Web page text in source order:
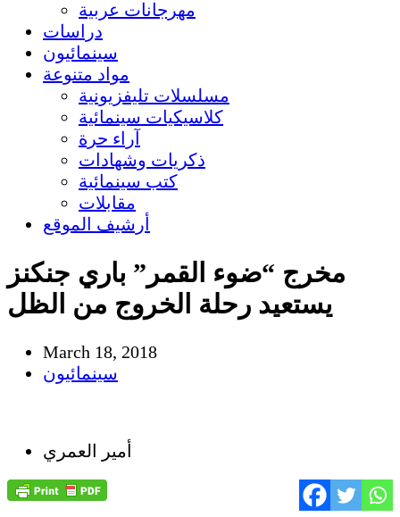
مهرجانات عربية
دراسات
سينمائيون
مواد متنوعة
مسلسلات تليفزيونية
كلاسيكيات سينمائية
آراء حرة
ذكريات وشهادات
كتب سينمائية
مقابلات
أرشيف الموقع
مخرج “ضوء القمر” باري جنكنز
يستعيد رحلة الخروج من الظل
March 18, 2018
سينمائيون
أمير العمري